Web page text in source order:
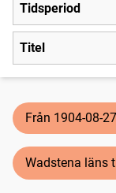
Tidsperiod
Titel
Från 1904-08-27
Wadstena läns